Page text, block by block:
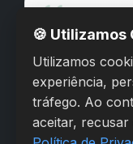
Posso todas as
🍪 Utilizamos
Utilizamos
experiência,
tráfego. Ao
aceitar,